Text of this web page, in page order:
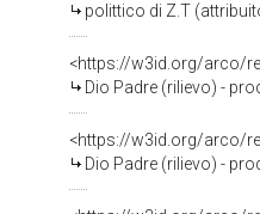
polittico di Z.T
<https://w3id.org/arco/
Dio Padre (rilievo) -
<https://w3id.org/arco/
Dio Padre (rilievo) -